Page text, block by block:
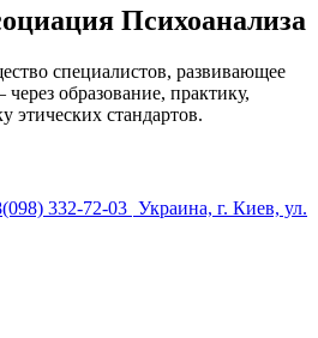
Психоанализа
специалистов, развивающее
образование, практику,
этических стандартов.
332-72-03 Украина, г. Киев, ул.